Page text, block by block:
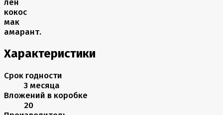
кокос
мак
амарант.
Характеристики
Срок годности
3 месяца
Вложений в коробке
20